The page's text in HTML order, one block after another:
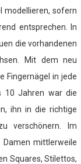
modellieren, sofern
entsprechen. In
die vorhandenen
Mit dem neu
Fingernägel in jede
10 Jahren war die
ihn in die richtige
verschönern. Im
mittlerweile
Squares, Stilettos,